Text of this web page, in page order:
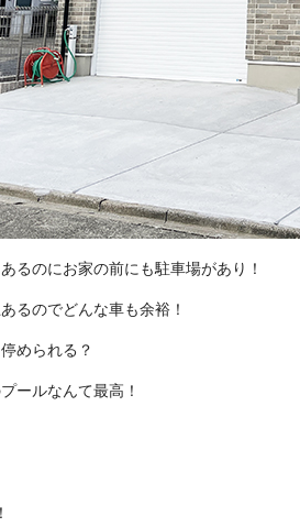
るのにお家の前にも駐車場があり！
るのでどんな車も余裕！
められる？
ールなんて最高！